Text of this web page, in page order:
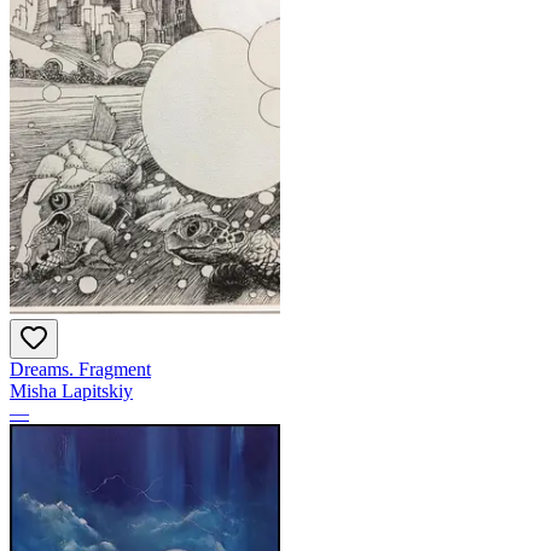
Dreams. Fragment
Misha Lapitskiy
—